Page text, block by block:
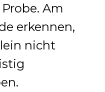
Am
erkennen,
nicht